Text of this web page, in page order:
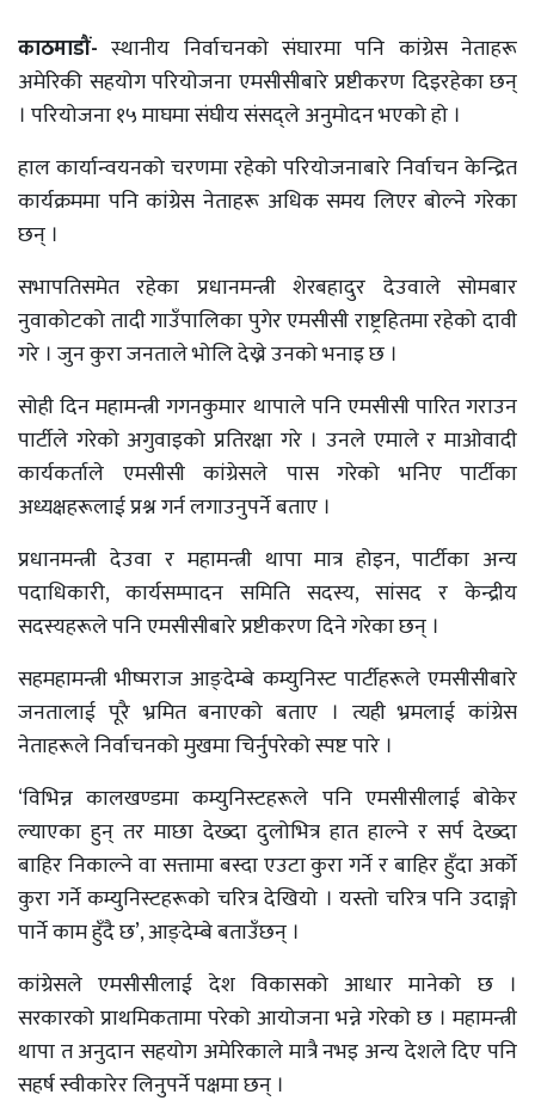
सूचना/
प्रविधि
पर्यटन
इन्द्रेणी–
विशेष
पर्यटन
इन्द्रेणी–
काठमाडौं- स्थानीय निर्वाचनको संघारमा पनि कांग्रेस नेताहरू
अमेरिकी सहयोग परियोजना एमसीसीबारे प्रष्टीकरण दिइरहेका छन्
। परियोजना १५ माघमा संघीय संसद्ले अनुमोदन भएको हो ।
हाल कार्यान्वयनको चरणमा रहेको परियोजनाबारे निर्वाचन केन्द्रित
कार्यक्रममा पनि कांग्रेस नेताहरू अधिक समय लिएर बोल्ने गरेका
छन् ।
सभापतिसमेत रहेका प्रधानमन्त्री शेरबहादुर देउवाले सोमबार
नुवाकोटको तादी गाउँपालिका पुगेर एमसीसी राष्ट्रहितमा रहेको दावी
गरे । जुन कुरा जनताले भोलि देख्ने उनको भनाइ छ ।
सोही दिन महामन्त्री गगनकुमार थापाले पनि एमसीसी पारित गराउन
पार्टीले गरेको अगुवाइको प्रतिरक्षा गरे । उनले एमाले र माओवादी
कार्यकर्ताले एमसीसी कांग्रेसले पास गरेको भनिए पार्टीका
अध्यक्षहरूलाई प्रश्न गर्न लगाउनुपर्ने बताए ।
प्रधानमन्त्री देउवा र महामन्त्री थापा मात्र होइन, पार्टीका अन्य
पदाधिकारी, कार्यसम्पादन समिति सदस्य, सांसद र केन्द्रीय
सदस्यहरूले पनि एमसीसीबारे प्रष्टीकरण दिने गरेका छन् ।
सहमहामन्त्री भीष्मराज आङ्देम्बे कम्युनिस्ट पार्टीहरूले एमसीसीबारे
जनतालाई पूरै भ्रमित बनाएको बताए । त्यही भ्रमलाई कांग्रेस
नेताहरूले निर्वाचनको मुखमा चिर्नुपरेको स्पष्ट पारे ।
‘विभिन्न कालखण्डमा कम्युनिस्टहरूले पनि एमसीसीलाई बोकेर
ल्याएका हुन् तर माछा देख्दा दुलोभित्र हात हाल्ने र सर्प देख्दा
बाहिर निकाल्ने वा सत्तामा बस्दा एउटा कुरा गर्ने र बाहिर हुँदा अर्को
कुरा गर्ने कम्युनिस्टहरूको चरित्र देखियो । यस्तो चरित्र पनि उदाङ्गो
पार्ने काम हुँदै छ’, आङ्देम्बे बताउँछन् ।
कांग्रेसले एमसीसीलाई देश विकासको आधार मानेको छ ।
सरकारको प्राथमिकतामा परेको आयोजना भन्ने गरेको छ । महामन्त्री
थापा त अनुदान सहयोग अमेरिकाले मात्रै नभइ अन्य देशले दिए पनि
सहर्ष स्वीकारेर लिनुपर्ने पक्षमा छन् ।